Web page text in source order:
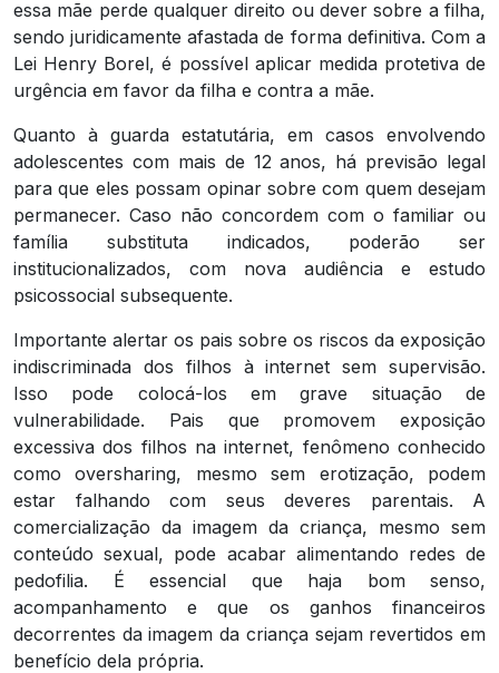
essa mãe perde qualquer direito ou dever sobre a filha,
sendo juridicamente afastada de forma definitiva. Com a
Lei Henry Borel, é possível aplicar medida protetiva de
urgência em favor da filha e contra a mãe.
Quanto à guarda estatutária, em casos envolvendo
adolescentes com mais de 12 anos, há previsão legal
para que eles possam opinar sobre com quem desejam
permanecer. Caso não concordem com o familiar ou
família substituta indicados, poderão ser
institucionalizados, com nova audiência e estudo
psicossocial subsequente.
Importante alertar os pais sobre os riscos da exposição
indiscriminada dos filhos à internet sem supervisão.
Isso pode colocá-los em grave situação de
vulnerabilidade. Pais que promovem exposição
excessiva dos filhos na internet, fenômeno conhecido
comooversharing, mesmo sem erotização, podem
estar falhando com seus deveres parentais. A
comercialização da imagem da criança, mesmo sem
conteúdo sexual, pode acabar alimentando redes de
pedofilia. É essencial que haja bom senso,
acompanhamento e que os ganhos financeiros
decorrentes da imagem da criança sejam revertidos em
benefício dela própria.